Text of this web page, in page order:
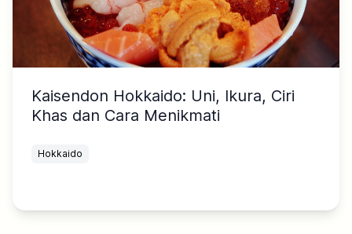
Kaisendon Hokkaido: Uni, Ikura, Ciri
Khas dan Cara Menikmati
Hokkaido